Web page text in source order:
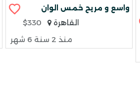
واسع و مريح خمس الوان
$330
القاهرة
منذ 2 سنة 6 شهر